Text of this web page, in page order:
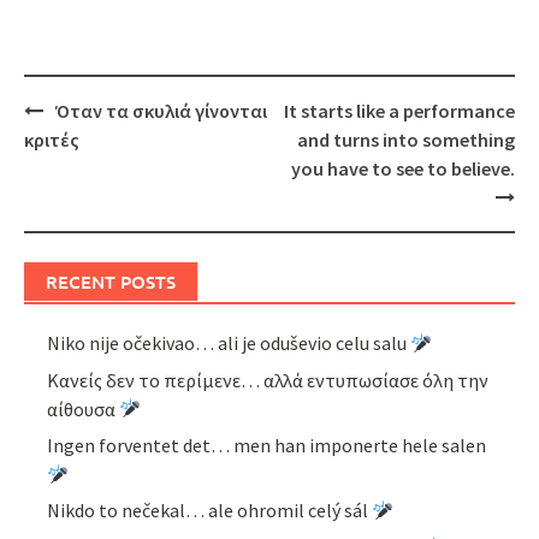
Post
navigation
Όταν τα σκυλιά γίνονται
κριτές
It starts like a performance
and turns into something
you have to see to believe.
RECENT POSTS
Niko nije očekivao… ali je oduševio celu salu
Κανείς δεν το περίμενε… αλλά εντυπωσίασε όλη την
αίθουσα
Ingen forventet det… men han imponerte hele salen
Nikdo to nečekal… ale ohromil celý sál